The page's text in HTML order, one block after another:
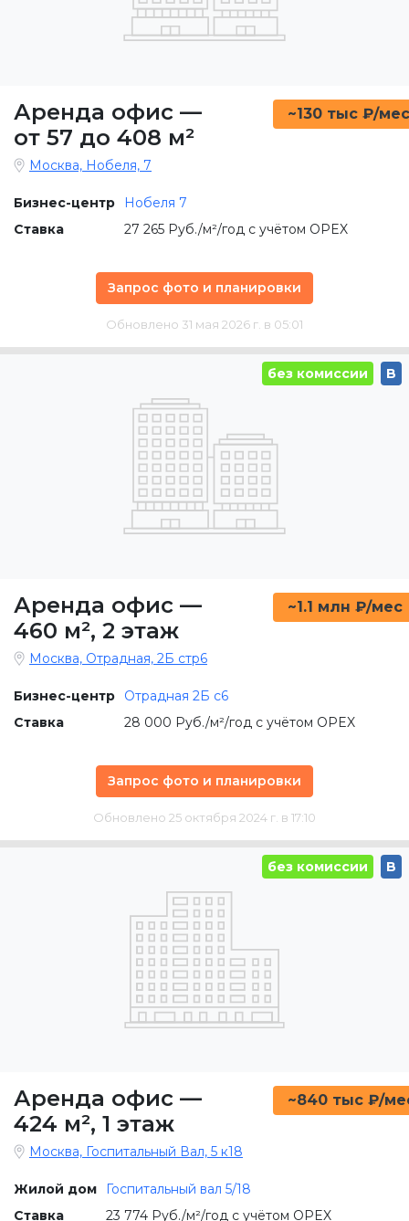
Аренда офис —
от 57 до 408 м²
~130 тыс ₽/мес
Москва, Нобеля, 7
Бизнес-центр
Нобеля 7
Ставка
27 265 Руб./м²/год с учётом OPEX
Запрос фото и планировки
Обновлено 31 мая 2026 г. в 05:01
без комиссии B
Аренда офис —
460 м², 2 этаж
~1.1 млн ₽/мес
Москва, Отрадная, 2Б стр6
Бизнес-центр
Отрадная 2Б c6
Ставка
28 000 Руб./м²/год с учётом OPEX
Запрос фото и планировки
Обновлено 25 октября 2024 г. в 17:10
без комиссии B
Аренда офис —
424 м², 1 этаж
~840 тыс ₽/
Москва, Госпитальный Вал, 5 к18
Жилой дом
Госпитальный вал 5/18
Ставка
23 774 Руб./м²/год с учётом OPEX